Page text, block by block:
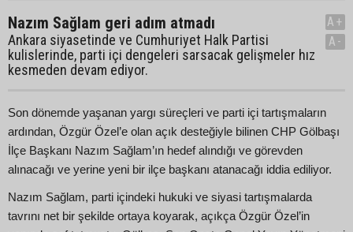
Nazım Sağlam geri adım atmadı
Ankara siyasetinde ve Cumhuriyet Halk Partisi
kulislerinde, parti içi dengeleri sarsacak gelişmeler hız
kesmeden devam ediyor.
A+
A-
Son dönemde yaşanan yargı süreçleri ve parti içi tartışmaların
ardından, Özgür Özel’e olan açık desteğiyle bilinen CHP Gölbaşı
İlçe Başkanı Nazım Sağlam’ın hedef alındığı ve görevden
alınacağı ve yerine yeni bir ilçe başkanı atanacağı iddia ediliyor.
Nazım Sağlam, parti içindeki hukuki ve siyasi tartışmalarda
tavrını net bir şekilde ortaya koyarak, açıkça Özgür Özel’in